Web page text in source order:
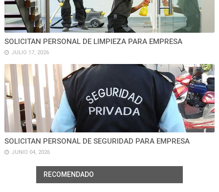
SOLICITAN PERSONAL DE LIMPIEZA PARA EMPRESA
JULIO 17, 2026
SOLICITAN PERSONAL DE SEGURIDAD PARA EMPRESA
JUNIO 04, 2026
RECOMENDADO